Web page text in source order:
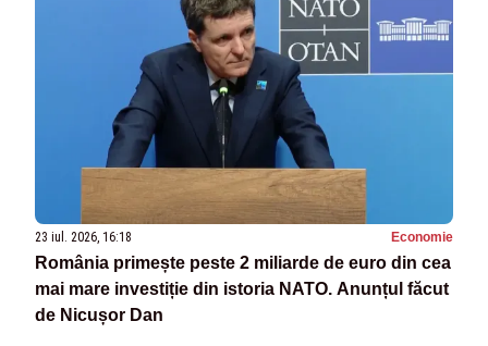
23 iul. 2026, 16:18 Economie
România primește peste 2 miliarde de euro din cea
mai mare investiție din istoria NATO. Anunțul făcut
de Nicușor Dan